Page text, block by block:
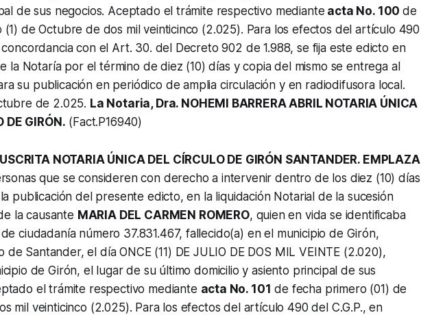
de sus negocios. Aceptado el trámite respectivo mediante acta No. 100de
(1) de Octubre de dos mil veinticinco (2.025). Para los efectos del artículo 490
concordancia con el Art. 30. del Decreto 902 de 1.988, se fija este edicto en
la Notaría por el término de diez (10) días y copia del mismo se entrega al
su publicación en periódico de amplia circulación y en radiodifusora local.
de 2.025. La Notaria, Dra. NOHEMI BARRERA ABRIL NOTARIA ÚNICA
DE GIRÓN. (Fact.P16940)
NOTARIA ÚNICA DEL CÍRCULO DE GIRÓN SANTANDER. EMPLAZA
que se consideren con derecho a intervenir dentro de los diez (10) días
publicación del presente edicto, en la liquidación Notarial de la sucesión
la causante MARIA DEL CARMEN ROMERO, quien en vida se identificaba
ciudadanía número 37.831.467, fallecido(a) en el municipio de Girón,
de Santander, el día ONCE (11) DE JULIO DE DOS MIL VEINTE (2.020),
de Girón, el lugar de su último domicilio y asiento principal de sus
el trámite respectivo mediante acta No. 101 de fecha primero (01) de
mil veinticinco (2.025). Para los efectos del artículo 490 del C.G.P., en